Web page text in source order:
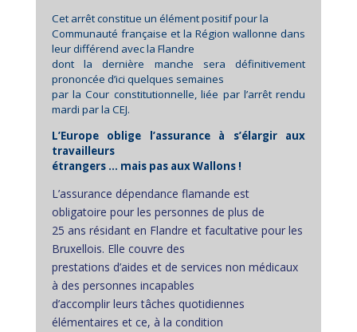
Cet arrêt constitue un élément positif pour la
Communauté française et la Région wallonne dans
leur différend avec la Flandre
dont la dernière manche sera définitivement
prononcée d’ici quelques semaines
par la Cour constitutionnelle, liée par l’arrêt rendu
mardi par la CEJ.
L’Europe oblige l’assurance à s’élargir aux
travailleurs
étrangers … mais pas aux Wallons !
L’assurance dépendance flamande est
obligatoire pour les personnes de plus de
25 ans résidant en Flandre et facultative pour les
Bruxellois. Elle couvre des
prestations d’aides et de services non médicaux
à des personnes incapables
d’accomplir leurs tâches quotidiennes
élémentaires et ce, à la condition